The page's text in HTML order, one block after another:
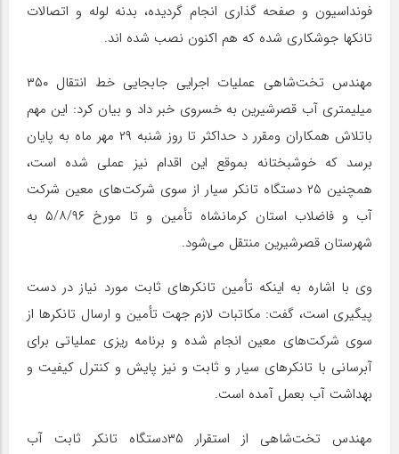
فونداسیون و صفحه گذاری انجام گردیده، بدنه لوله و اتصالات
تانکها جوشکاری شده که هم اکنون نصب شده اند.
مهندس تخت‌شاهی عملیات اجرایی جابجایی خط انتقال ۳۵۰
میلیمتری آب قصرشیرین به خسروی خبر داد و بیان کرد: این مهم
باتلاش همکاران ومقرر د حداکثر تا روز شنبه ۲۹ مهر ماه به پایان
برسد که خوشبختانه بموقع این اقدام نیز عملی شده است،
همچنین ۲۵ دستگاه تانکر سیار از سوی شرکت‌های معین شرکت
آب و فاضلاب استان کرمانشاه تأمین و تا مورخ ۵/۸/۹۶ به
شهرستان قصرشیرین منتقل می‌شود.
وی با اشاره به اینکه تأمین تانکرهای ثابت مورد نیاز در دست
پیگیری است، گفت: مکاتبات لازم جهت تأمین و ارسال تانکرها از
سوی شرکت‌های معین انجام شده و برنامه ریزی عملیاتی برای
آبرسانی با تانکرهای سیار و ثابت و نیز پایش و کنترل کیفیت و
بهداشت آب بعمل آمده است.
مهندس تخت‌شاهی از استقرار ۳۵دستگاه تانکر ثابت آب